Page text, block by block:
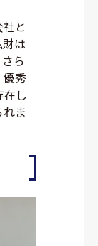
と
は
ら
優秀
し
ま